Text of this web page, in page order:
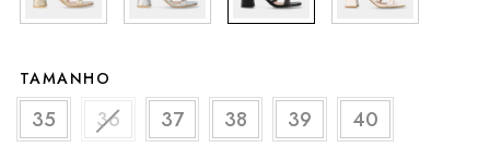
TAMANHO
35 36 37 38 39 40